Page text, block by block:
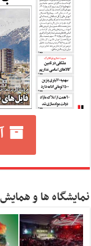
نمایشگاه ها و